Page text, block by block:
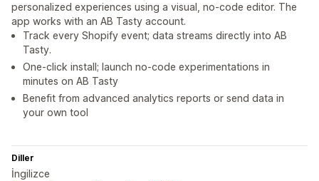
personalized experiences using a visual, no-code editor. The
app works with an AB Tasty account.
Track every Shopify event; data streams directly into AB
Tasty.
One-click install; launch no-code experimentations in
minutes on AB Tasty
Benefit from advanced analytics reports or send data in
your own tool
Diller
İngilizce